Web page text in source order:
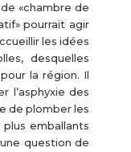
«chambre de
pourrait agir
les idées
desquelles
la région. Il
l’asphyxie des
de plomber les
emballants
question de